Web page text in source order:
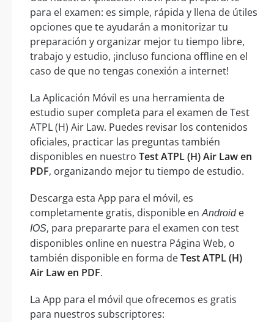
para el examen: es simple, rápida y llena de útiles
opciones que te ayudarán a monitorizar tu
preparación y organizar mejor tu tiempo libre,
trabajo y estudio, ¡incluso funciona offline en el
caso de que no tengas conexión a internet!
La Aplicación Móvil es una herramienta de
estudio super completa para el examen de Test
ATPL (H) Air Law. Puedes revisar los contenidos
oficiales, practicar las preguntas también
disponibles en nuestro Test ATPL (H) Air Law en
PDF, organizando mejor tu tiempo de estudio.
Descarga esta App para el móvil, es
completamente gratis, disponible enAndroide
IOS, para prepararte para el examen con test
disponibles online en nuestra Página Web, o
también disponible en forma deTest ATPL (H)
Air Law en PDF.
La App para el móvil que ofrecemos es gratis
para nuestros subscriptores: